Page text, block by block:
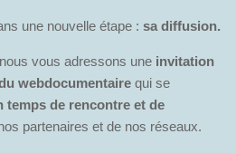
une nouvelle étape : sa diffusion.
vous adressons une invitation
webdocumentaire qui se
temps de rencontre et de
partenaires et de nos réseaux.